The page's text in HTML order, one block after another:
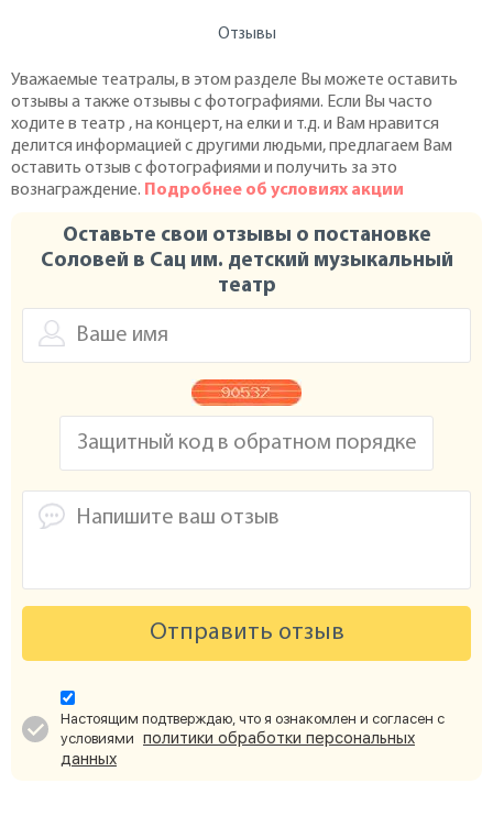
Отзывы
Уважаемые театралы, в этом разделе Вы можете оставить
отзывы а также отзывы с фотографиями. Если Вы часто
ходите в театр , на концерт, на елки и т.д. и Вам нравится
делится информацией с другими людьми, предлагаем Вам
оставить отзыв с фотографиями и получить за это
вознаграждение. Подробнее об условиях акции
Оставьте свои отзывы о постановке
Соловей в Сац им. детский музыкальный
театр
Отправить отзыв
Настоящим подтверждаю, что я ознакомлен и согласен с
условиями политики обработки персональных
данных